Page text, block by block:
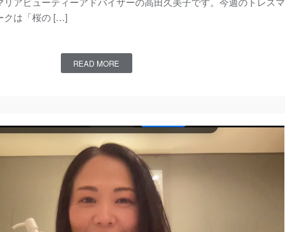
クは「桜の […]
READ MORE